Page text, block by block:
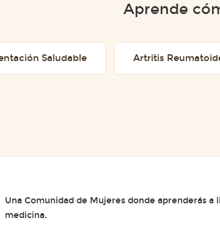
Aprende
Saludable Artritis
Una Comunidad de Mujeres donde aprenderás
medicina.